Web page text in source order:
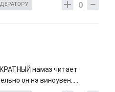
0
намаз читает
он нэ виноувен......